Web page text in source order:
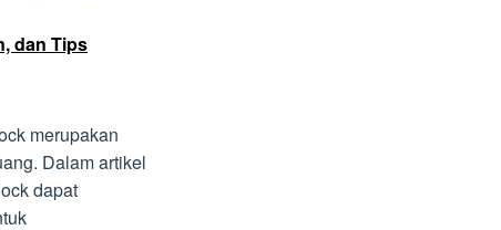
dan Tips
merupakan
Dalam artikel
dapat